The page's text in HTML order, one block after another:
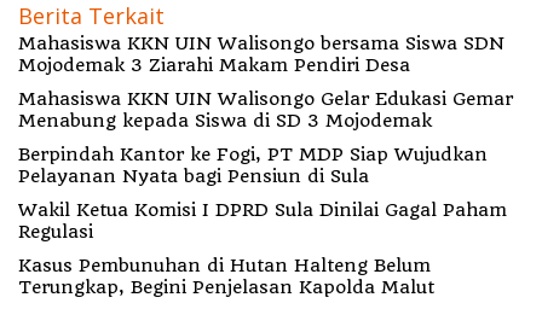
Berita Terkait
Mahasiswa KKN UIN Walisongo bersama Siswa SDN
Mojodemak 3 Ziarahi Makam Pendiri Desa
Mahasiswa KKN UIN Walisongo Gelar Edukasi Gemar
Menabung kepada Siswa di SD 3 Mojodemak
Berpindah Kantor ke Fogi, PT MDP Siap Wujudkan
Pelayanan Nyata bagi Pensiun di Sula
Wakil Ketua Komisi I DPRD Sula Dinilai Gagal Paham
Regulasi
Kasus Pembunuhan di Hutan Halteng Belum
Terungkap, Begini Penjelasan Kapolda Malut